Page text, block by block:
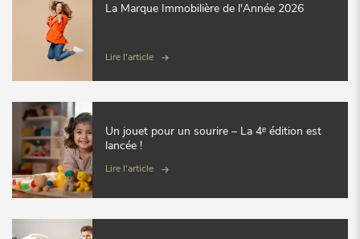
La Marque Immobilière de l'Année 2026
Lire l'article
Un jouet pour un sourire – La 4ᵉ édition est
lancée !
Lire l'article